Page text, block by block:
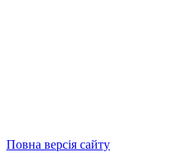
Повна версія сайту